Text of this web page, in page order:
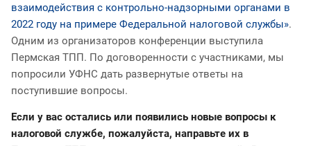
взаимодействия с контрольно-надзорными органами в
2022 году на примере Федеральной налоговой службы».
Одним из организаторов конференции выступила
Пермская ТПП. По договоренности с участниками, мы
попросили УФНС дать развернутые ответы на
поступившие вопросы.
Если у вас остались или появились новые вопросы к
налоговой службе, пожалуйста, направьте их в